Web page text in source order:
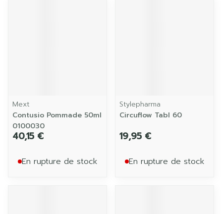
Mext
Contusio Pommade 50ml
0100030
40,15 €
En rupture de stock
Stylepharma
Circuflow Tabl 60
19,95 €
En rupture de stock